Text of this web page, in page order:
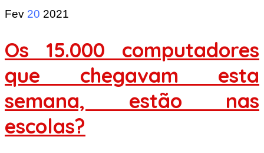
Fev 20 2021
Os 15.000 computadores
que chegavam esta
semana, estão nas
escolas?